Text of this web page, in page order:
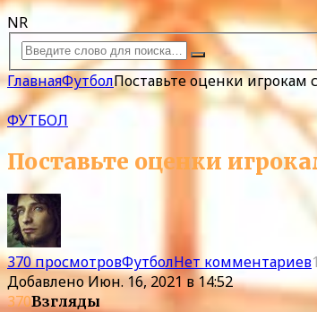
NR
ГлавнаяФутболПоставьте оценки
ФУТБОЛ
Поставьте оценки
370 просмотровФутболНет комментариев
Добавлено Июн. 16, 2021 в 14:52
370Взгляды